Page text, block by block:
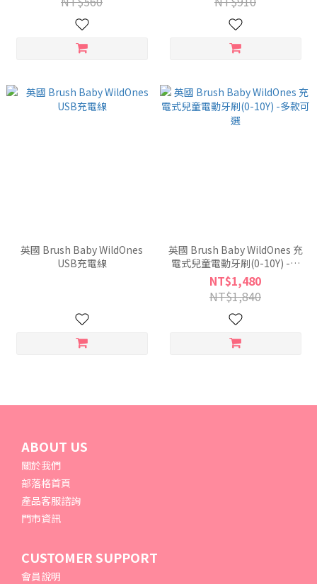
英國 Brush Baby WildOnes
USB充電線
英國 Brush Baby WildOnes 充
電式兒童電動牙刷(0-10Y) -多
款可選
NT$1,480
NT$1,840
ABOUT US
關於我們
部落格首頁
產品客服諮詢
門市資訊
CUSTOMER SUPPORT
會員說明